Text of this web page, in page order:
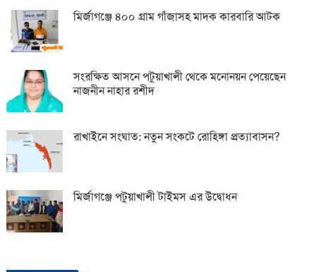
মির্জাগঞ্জে ৪০০ গ্রাম গাঁজাসহ মাদক কারবারি আটক
সংরক্ষিত আসনে পটুয়াখালী থেকে মনোনয়ন পেয়েছেন
নাজনীন নাহার রশীদ
রাখাইনে সংঘাত: নতুন সংকটে রোহিঙ্গা প্রত্যাবাসন?
মির্জাগঞ্জে পটুয়াখালী টাইমস এর উদ্বোধন